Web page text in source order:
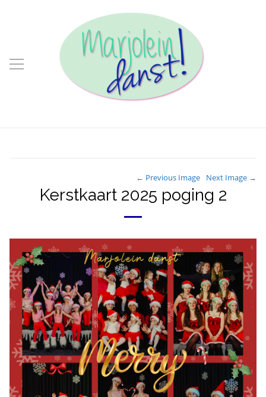
← Previous Image Next Image →
Kerstkaart 2025 poging 2